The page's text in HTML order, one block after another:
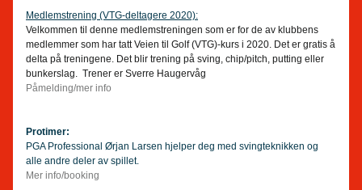
Medlemstrening (VTG-deltagere 2020):
Velkommen til denne medlemstreningen som er for de av klubbens
medlemmer som har tatt Veien til Golf (VTG)-kurs i 2020. Det er gratis å
delta på treningene. Det blir trening på sving, chip/pitch, putting eller
bunkerslag. Trener er Sverre Haugervåg
Påmelding/mer info
Protimer:
PGA Professional Ørjan Larsen hjelper deg med svingteknikken og
alle andre deler av spillet.
Mer info/booking